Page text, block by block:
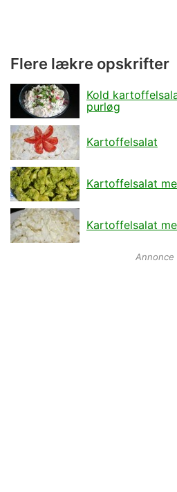
Flere lækre opskrifter
Kold
purløg
Kartoffelsalat
Kartoffelsalat
Kartoffelsalat
Annonce